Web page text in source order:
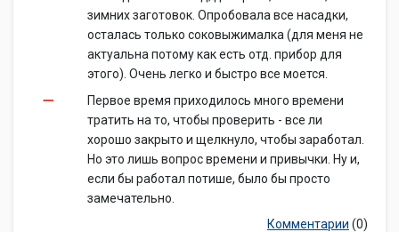
зимних заготовок. Опробовала все насадки,
осталась только соковыжималка (для меня не
актуальна потому как есть отд. прибор для
этого). Очень легко и быстро все моется.
Первое время приходилось много времени
тратить на то, чтобы проверить - все ли
хорошо закрыто и щелкнуло, чтобы заработал.
Но это лишь вопрос времени и привычки. Ну и,
если бы работал потише, было бы просто
замечательно.
Комментарии (0)